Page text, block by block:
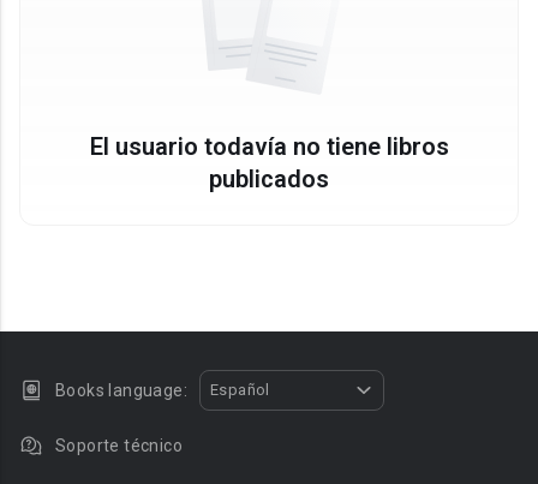
El usuario todavía no tiene libros
publicados
Books language: Español
Soporte técnico